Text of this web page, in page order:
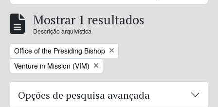
Mostrar 1 resultados
Descrição arquivística
Remove filter:
Office of the Presiding Bishop
Remove filter:
Venture in Mission (VIM)
Opções de pesquisa avançada